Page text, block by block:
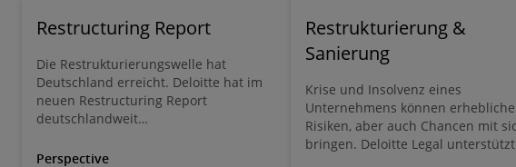
Restructuring Report
Die Restrukturierungswelle hat
Deutschland erreicht. Deloitte hat im
neuen Restructuring Report
deutschlandweit
Was sind die wichtigen Themen, die
Perspective
Restrukturierung &
Sanierung
Krise und Insolvenz eines
Unternehmens können erhebliche
Risiken, aber auch Chancen mit
bringen. Deloitte Legal